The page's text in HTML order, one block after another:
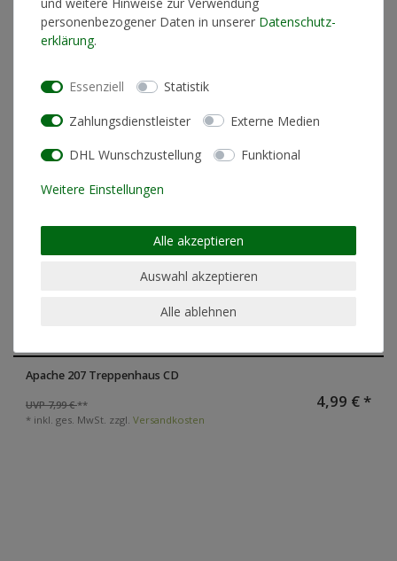
Apache 207 Treppenhaus CD
UVP 7,99 € 4,99 € *
* inkl. ges. MwSt. zzgl. Versandkosten
personenbezogener Daten in unserer Daten­schutz­
erklärung.
Essenziell Statistik
Zahlungsdienstleister Externe Medien
DHL Wunschzustellung Funktional
Weitere Einstellungen
Alle akzeptieren
Auswahl akzeptieren
Alle ablehnen